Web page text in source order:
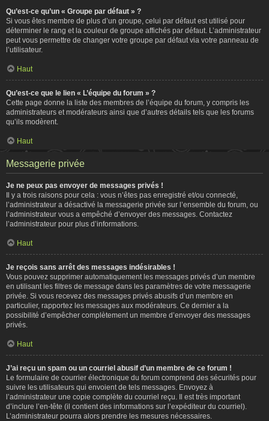
Qu’est-ce qu’un « Groupe par défaut » ?
Si vous êtes membre de plus d’un groupe, celui par défaut est utilisé pour
déterminer le rang et la couleur de groupe affichés par défaut. L’administrateur
peut vous permettre de changer votre groupe par défaut via votre panneau de
l’utilisateur.
Haut
Qu’est-ce que le lien « L’équipe du forum » ?
Cette page donne la liste des membres de l’équipe du forum, y compris les
administrateurs et modérateurs ainsi que d’autres détails tels que les forums
qu’ils modèrent.
Haut
Messagerie privée
Je ne peux pas envoyer de messages privés !
Il y a trois raisons pour cela : vous n’êtes pas enregistré et/ou connecté,
l’administrateur a désactivé la messagerie privée sur l’ensemble du forum, ou
l’administrateur vous a empêché d’envoyer des messages. Contactez
l’administrateur pour plus d’informations.
Haut
Je reçois sans arrêt des messages indésirables !
Vous pouvez supprimer automatiquement les messages privés d’un membre
en utilisant les filtres de message dans les paramètres de votre messagerie
privée. Si vous recevez des messages privés abusifs d’un membre en
particulier, rapportez les messages aux modérateurs. Ce dernier a la
possibilité d’empêcher complètement un membre d’envoyer des messages
privés.
Haut
J’ai reçu un spam ou un courriel abusif d’un membre de ce forum !
Le formulaire de courrier électronique du forum comprend des sécurités pour
suivre les utilisateurs qui envoient de tels messages. Envoyez à
l’administrateur une copie complète du courriel reçu. Il est très important
d’inclure l’en-tête (il contient des informations sur l’expéditeur du courriel).
L’administrateur pourra alors prendre les mesures nécessaires.